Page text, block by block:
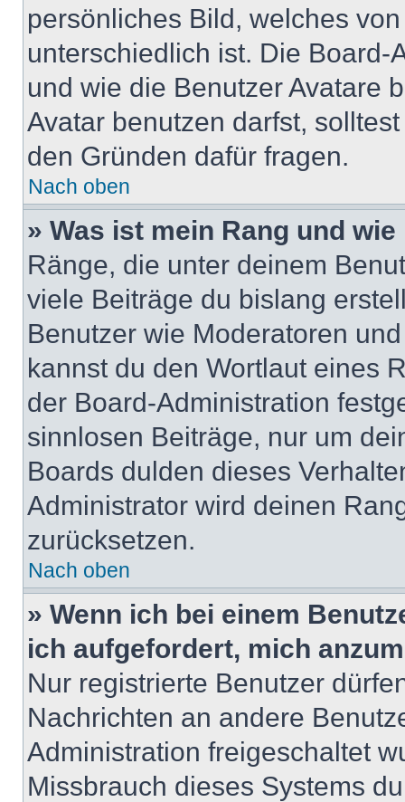
persönliches Bild, welches
unterschiedlich ist. Die
und wie die Benutzer Avatare
Avatar benutzen darfst,
den Gründen dafür fragen.
Nach oben
» Was ist mein Rang und
Ränge, die unter deinem
viele Beiträge du bislang
Benutzer wie Moderatoren
kannst du den Wortlaut eines
der Board-Administration
sinnlosen Beiträge, nur um
Boards dulden dieses
Administrator wird deinen
zurücksetzen.
Nach oben
» Wenn ich bei einem
ich aufgefordert, mich
Nur registrierte Benutzer
Nachrichten an andere
Administration freigeschaltet
Missbrauch dieses Systems